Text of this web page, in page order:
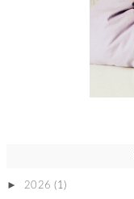
► 2026 (1)